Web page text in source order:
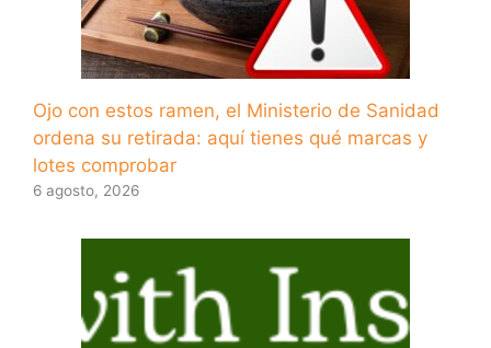
Ojo con estos ramen, el Ministerio de Sanidad
ordena su retirada: aquí tienes qué marcas y
lotes comprobar
6 agosto, 2026